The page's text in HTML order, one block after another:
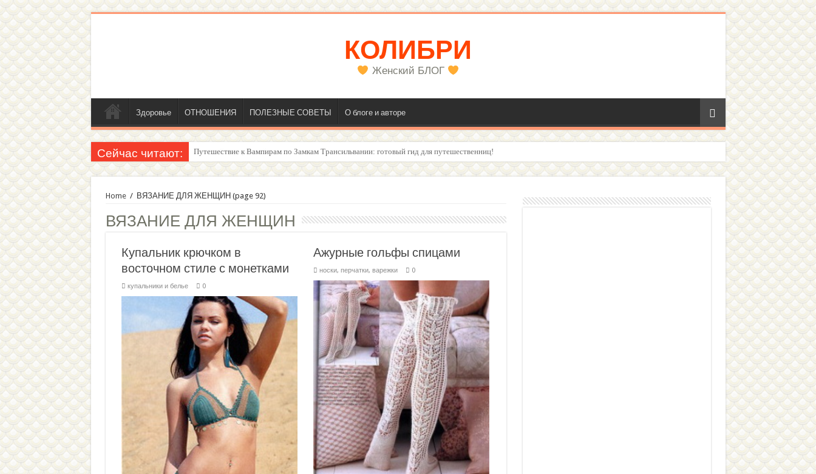
КОЛИБРИ
Женский БЛОГ
Здоровье ОТНОШЕНИЯ ПОЛЕЗНЫЕ СОВЕТЫ О блоге и авторе
Сейчас читают: Женский внутренний голос
Home / ВЯЗАНИЕ ДЛЯ ЖЕНЩИН (page 92)
ВЯЗАНИЕ ДЛЯ ЖЕНЩИН
Купальник крючком в
восточном стиле с монетками
купальники и белье 0
Ажурные гольфы спицами
носки, перчатки, варежки 0